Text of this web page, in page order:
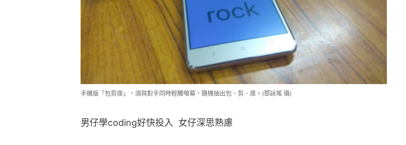
手機版「包剪揼」，須與對手同時輕觸螢幕，隨機抽出包、剪、揼。(鄧詠瑤 攝)
男仔學coding好快投入  女仔深思熟慮